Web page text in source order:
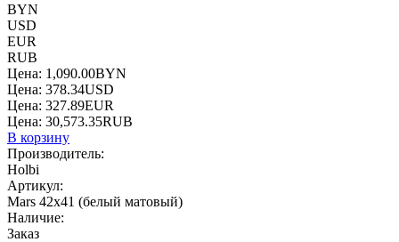
BYN
USD
EUR
RUB
Цена: 1,090.00BYN
Цена: 378.34USD
Цена: 327.89EUR
Цена: 30,573.35RUB
В корзину
Производитель:
Holbi
Артикул:
Mars 42x41 (белый матовый)
Наличие:
Заказ